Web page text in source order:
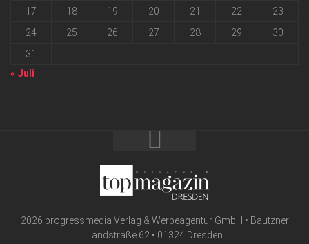
17
18 19 20 21 22
23
24
25 26 27 28 29
30
31
« Juli
2026 progressmedia Verlag & Werbeagentur GmbH • Bautzner
Landstraße 62 • 01324 Dresden